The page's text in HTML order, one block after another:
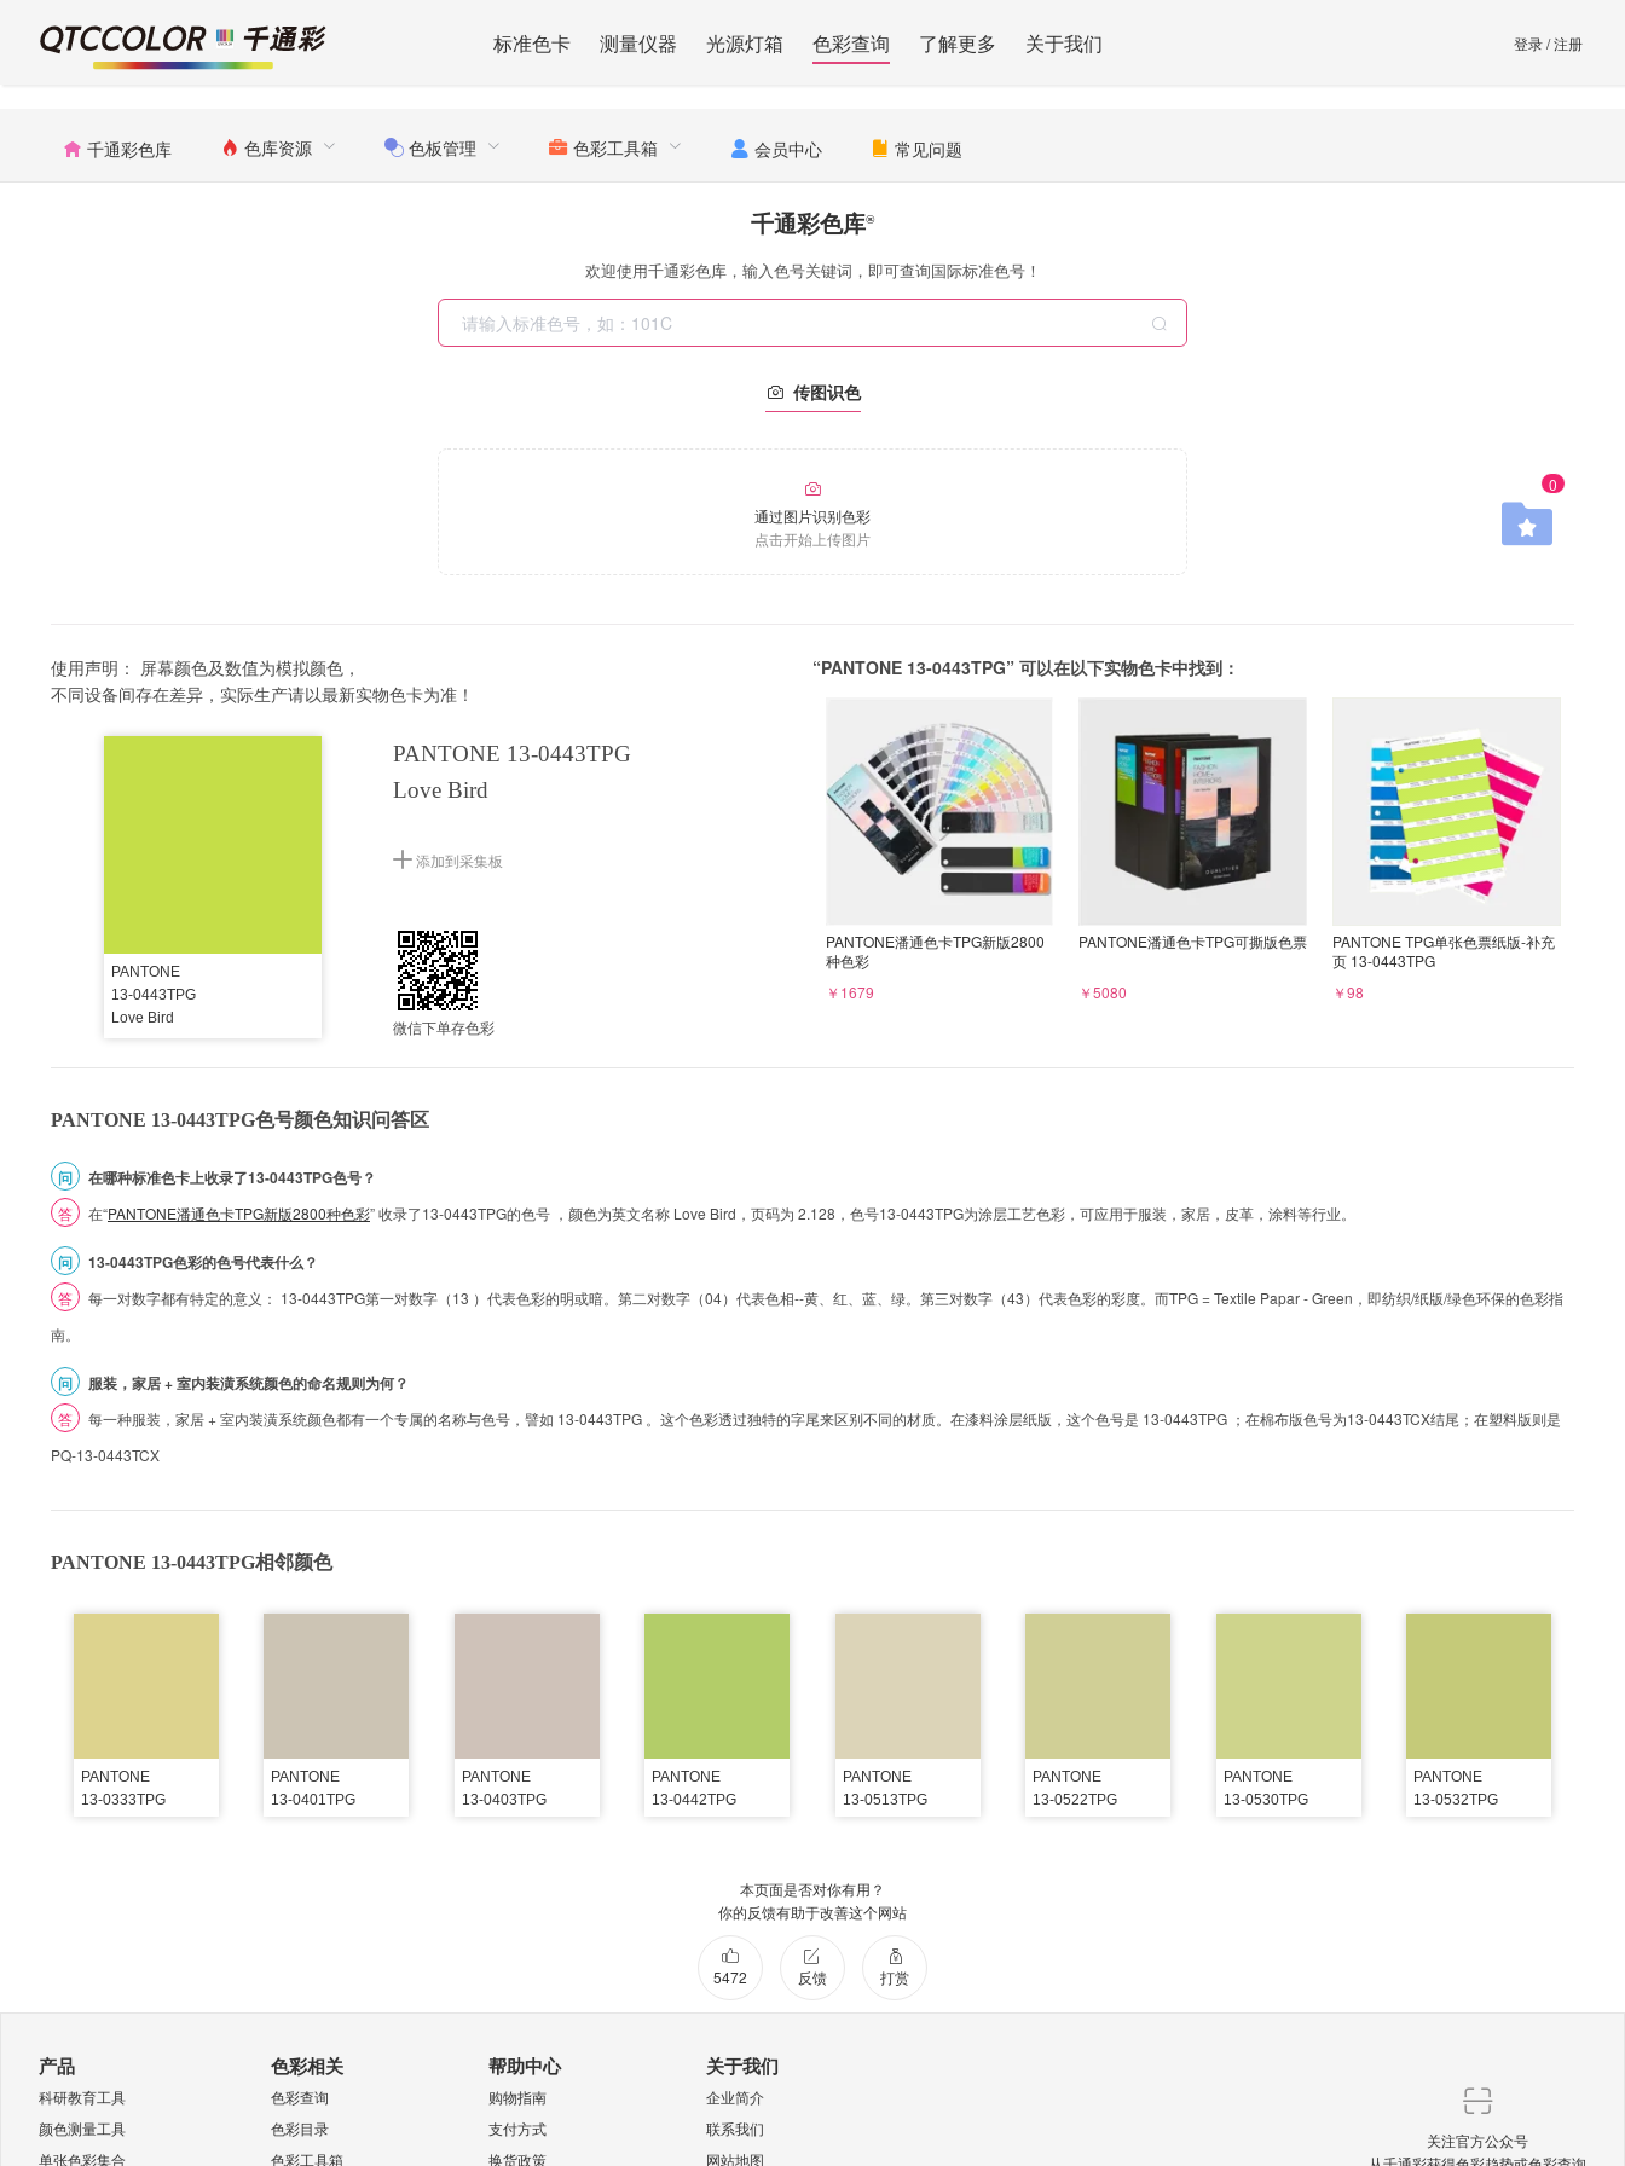
标准色卡 测量仪器 光源灯箱 色彩查询 了解更多 关于我们 登录/注册
千通彩色库 色库资源 色板管理 色彩工具箱 会员中心 常见问题
0
千通彩色库®
欢迎使用千通彩色库，输入色号关键词，即可查询国际标准色号！
传图识色
通过图片识别色彩
点击开始上传图片
使用声明： 屏幕颜色及数值为模拟颜色，
不同设备间存在差异，实际生产请以最新实物色卡为准！
PANTONE
13-0443TPG
Love Bird
PANTONE 13-0443TPG
Love Bird
添加到采集板
微信下单存色彩
“PANTONE 13-0443TPG” 可以在以下实物色卡中找到：
PANTONE潘通色卡TPG新版2800
种色彩
￥1679
PANTONE潘通色卡TPG可撕版色票
￥5080
PANTONE TPG单张色票纸版-补充
页 13-0443TPG
￥98
PANTONE 13-0443TPG色号颜色知识问答区
问 在哪种标准色卡上收录了13-0443TPG色号？
答 在“PANTONE潘通色卡TPG新版2800种色彩” 收录了13-0443TPG的色号 ，颜色为英文名称 Love Bird，页码为 2.128，色号13-0443TPG为涂层工艺色彩，可应用于服装，家居，皮革，涂料等行业。
问 13-0443TPG色彩的色号代表什么？
答
每一对数字都有特定的意义： 13-0443TPG第一对数字（13 ）代表色彩的明或暗。第二对数字（04）代表色相--黄、红、蓝、绿。第三对数字（43）代表色彩的彩度。而TPG = Textile Papar - Green，即纺织/纸版/绿色环保的色彩指
南。
问 服装，家居 + 室内装潢系统颜色的命名规则为何？
答
每一种服装，家居 + 室内装潢系统颜色都有一个专属的名称与色号，譬如 13-0443TPG 。这个色彩透过独特的字尾来区别不同的材质。在漆料涂层纸版，这个色号是 13-0443TPG ；在棉布版色号为13-0443TCX结尾；在塑料版则是
PQ-13-0443TCX
PANTONE 13-0443TPG相邻颜色
PANTONE
13-0333TPG
PANTONE
13-0401TPG
PANTONE
13-0403TPG
PANTONE
13-0442TPG
PANTONE
13-0513TPG
PANTONE
13-0522TPG
PANTONE
13-0530TPG
PANTONE
13-0532TPG
本页面是否对你有用？
你的反馈有助于改善这个网站
5472 反馈 打赏
产品
科研教育工具
颜色测量工具
单张色彩集合
色彩相关
色彩查询
色彩目录
色彩工具箱
帮助中心
购物指南
支付方式
换货政策
关于我们
企业简介
联系我们
网站地图
关注官方公众号